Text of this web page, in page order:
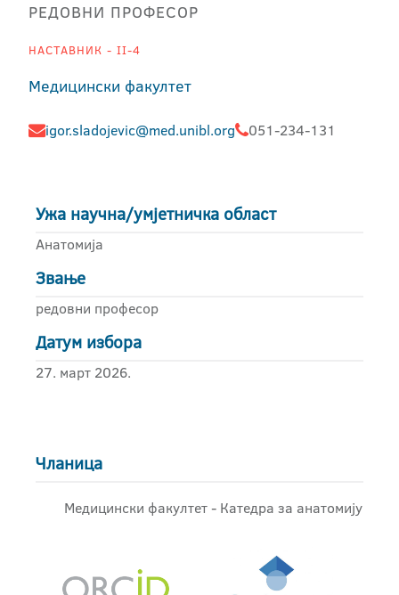
РЕДОВНИ ПРОФЕСОР
НАСТАВНИК - II-4
Медицински факултет
igor.sladojevic@med.unibl.org 051-234-131
Ужа научна/умјетничка област
Анатомија
Звање
редовни професор
Датум избора
27. март 2026.
Чланица
Медицински факултет - Катедра за анатомију